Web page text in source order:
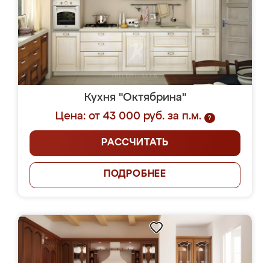
Кухня "Октябрина"
Цена: от 43 000 руб. за п.м.
?
РАССЧИТАТЬ
ПОДРОБНЕЕ